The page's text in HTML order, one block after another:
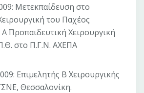
Μετεκπαίδευση στο
του Παχέος
Προπαιδευτική Χειρουργική
στο Π.Γ.Ν. ΑΧΕΠΑ
Επιμελητής Β΄ Χειρουργικής
Θεσσαλονίκη.